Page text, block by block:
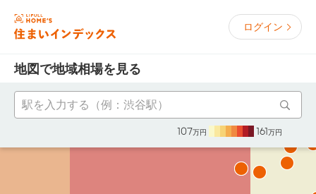
ログイン
地図で地域相場を見る
107万円 161万円